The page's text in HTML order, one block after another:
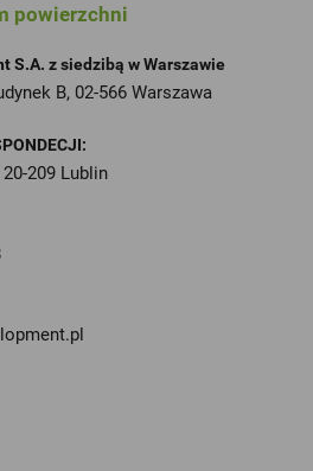
powierzchni
S.A. z siedzibą w Warszawie
B, 02-566 Warszawa
209 Lublin